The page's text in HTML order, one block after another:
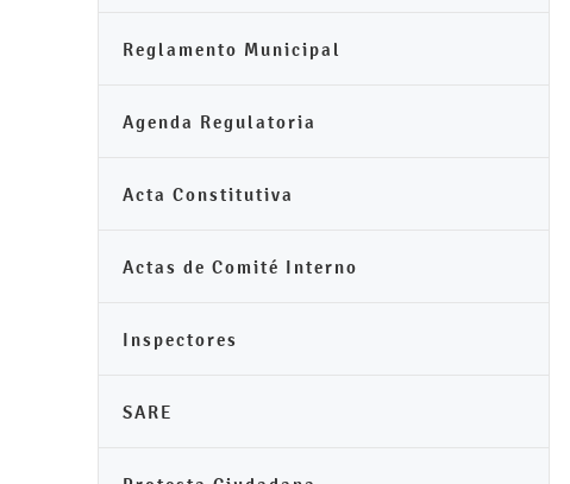
Reglamento Municipal
Agenda Regulatoria
Acta Constitutiva
Actas de Comité Interno
Inspectores
SARE